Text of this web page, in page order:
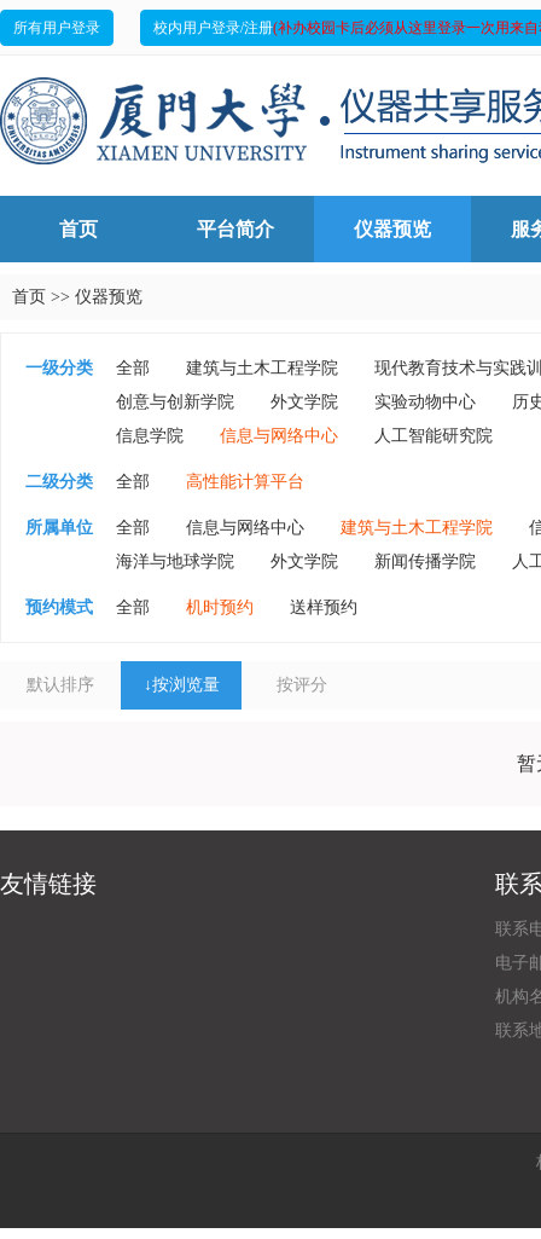
所有用户登录 校内用户登录/注册(补办校园卡后必须从这里登录一次用来
首页 平台简介 仪器预览 服
首页 >> 仪器预览
一级分类 全部 建筑与土木工程学院
现代教育技术与实践
创意与创新学院
外文学院 实验动物中心
历
信息学院
信息与网络中心 人工智能研究院
二级分类 全部 高性能计算平台
所属单位 全部 信息与网络中心 建筑与土木工程学院
海洋与地球学院
外文学院 新闻传播学院 人
预约模式 全部 机时预约 送样预约
默认排序 ↓按浏览量 按评分
暂
友情链接 联
联系
电子
机构
联系